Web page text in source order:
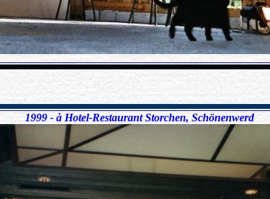
1999 - à Hotel-Restaurant Storchen, Schönenwerd